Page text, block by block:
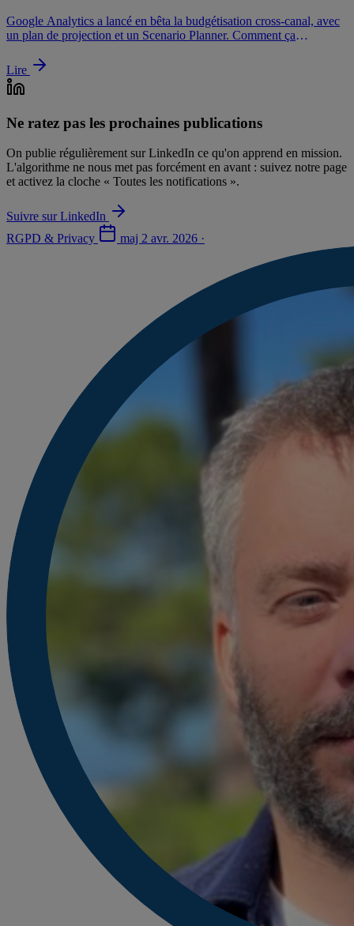
Google Analytics a lancé en bêta la budgétisation cross-canal, avec
un plan de projection et un Scenario Planner. Comment ça
Lire
Ne ratez pas les prochaines publications
On publie régulièrement sur LinkedIn ce qu'on apprend en mission.
L'algorithme ne nous met pas forcément en avant : suivez notre page
et activez la cloche « Toutes les notifications ».
Suivre sur LinkedIn
RGPD & Privacy
maj 2 avr. 2026 ·